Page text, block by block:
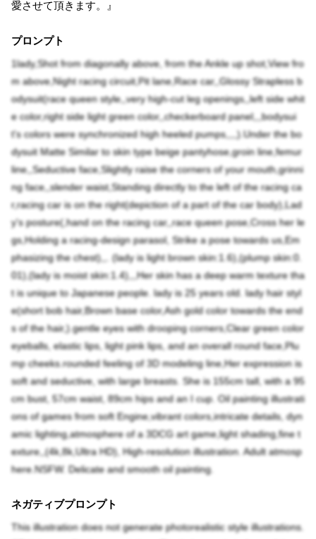
愛させて頂きます。』
プロンプト
1lady,Shot from diagonally above, from the Ankle up shot,View fro
m above,Night racing circuit,Pit lane,Race car,,Glossy Strapless b
odysuit(race queen style,,very high-cut leg openings,,left side whit
e color,right side light green color,,checkerboard panel,,,bodysui
t's colors were synchronized high heeled pumps,,,,).Under the bo
dysuit Matte Similar to skin type beige pantyhose,groin line,femur
line,,Seductive face,Slightly raise the corners of your mouth,grinni
ng face,,slender waist,Standing directly to the left of the racing ca
r,racing car is on the right(depiction of a part of the car body),Lad
y's posture(,hand on the racing car,,race queen pose,Cross her le
gs,Holding a racing-design parasol, Strike a pose towards us,Em
phasizing the chest),,. (lady is light brown skin:1.6),(plump skin:0.
01),(lady is moist skin:1.4),,,Her skin has a deep warm texture tha
t is unique to Japanese people. lady is 25 years old. lady hair styl
e(short bob hair,Brown base color,Ash gold color towards the end
s of the hair,).gentle eyes with drooping corners,Clear green color
eyeballs, elastic lips, light pink lips, and an overall round face,Plu
mp cheeks.rounded feeling of 3D modeling line,Her expression is
soft and seductive, with large breasts. She is 155cm tall, with a 95
cm bust, 57cm waist, 89cm hips and an I cup. Oil painting illustrati
ons of games from soft Engine,vibrant colors,intricate details, dyn
amic lighting,atmosphere of a 3DCG art game,light shading,fine t
exture,,(4k,8k,Ultra HD), High-resolution illustration. Adult atmosp
here.NSFW. Delicate and smooth oil painting.
ネガティブプロンプト
This illustration does not generate photorealistic style illustrations.